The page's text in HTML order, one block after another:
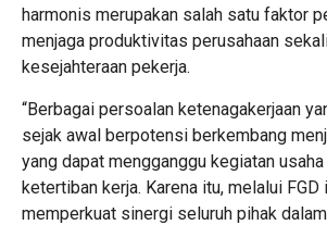
harmonis merupakan salah satu faktor
menjaga produktivitas perusahaan
kesejahteraan pekerja.
“Berbagai persoalan ketenagakerjaan
sejak awal berpotensi berkembang
yang dapat mengganggu kegiatan usaha
ketertiban kerja. Karena itu, melalui FGD
memperkuat sinergi seluruh pihak